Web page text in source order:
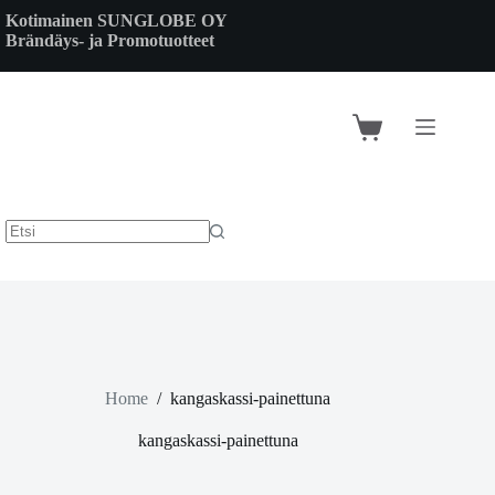
to
content
Kotimainen SUNGLOBE OY
Brändäys- ja Promotuotteet
Shopping
Home / kangaskassi-painettuna
kangaskassi-painettuna